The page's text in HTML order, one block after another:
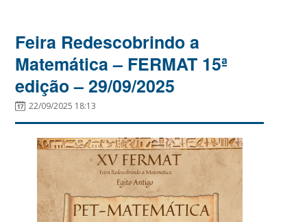
Feira Redescobrindo a
Matemática – FERMAT 15ª
edição – 29/09/2025
22/09/2025 18:13